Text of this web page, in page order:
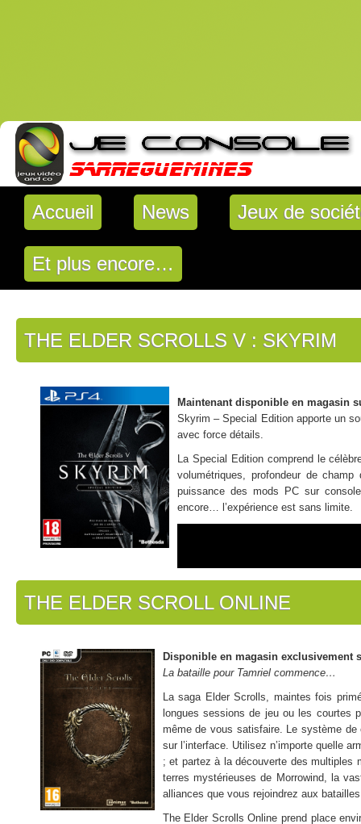
Accueil News Jeux de
Et plus encore…
THE ELDER SCROLLS V : SKYRIM
Maintenant disponible en magasin
Skyrim – Special Edition apporte un
avec force détails.
La Special Edition comprend le
volumétriques, profondeur de
puissance des mods PC sur
encore… l’expérience est sans limite.
THE ELDER SCROLL ONLINE
Disponible en magasin exclusivement
La bataille pour Tamriel commence…
La saga Elder Scrolls, maintes fois
longues sessions de jeu ou les courtes
même de vous satisfaire. Le système de
sur l’interface. Utilisez n’importe quelle
; et partez à la découverte des multiples
terres mystérieuses de Morrowind, la
alliances que vous rejoindrez aux
The Elder Scrolls Online prend place